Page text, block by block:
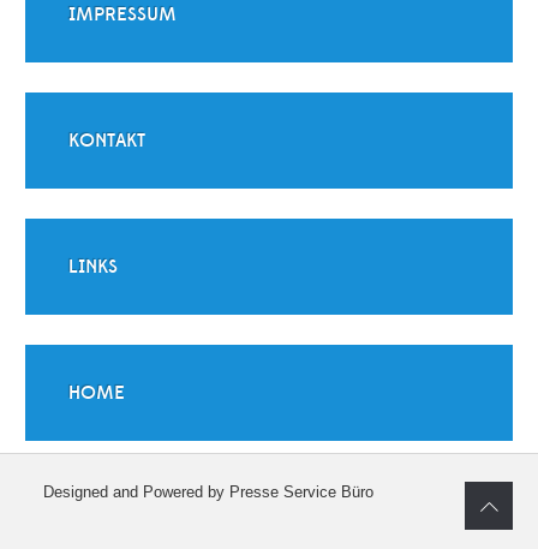
IMPRESSUM
KONTAKT
LINKS
HOME
Designed and Powered by Presse Service Büro